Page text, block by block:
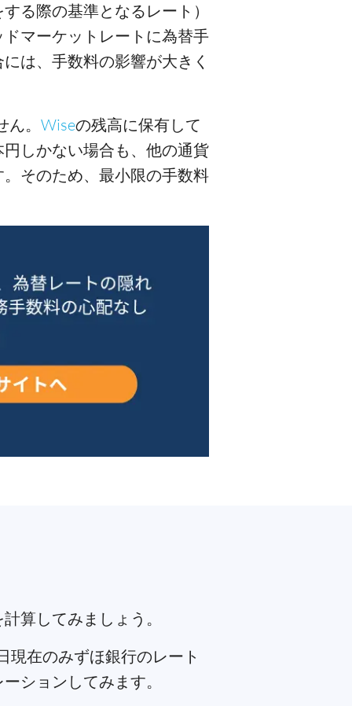
る際の基準となるレート）
マーケットレートに為替手
は、手数料の影響が大きく
。 Wiseの残高に保有して
しかない場合も、他の通貨
そのため、最小限の手数料
算してみましょう。
在のみずほ銀行のレート
ションしてみます。